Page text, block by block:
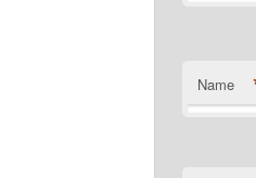
Name